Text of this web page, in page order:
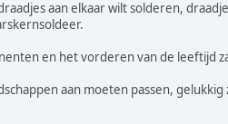
aan elkaar wilt solderen,
en het vorderen van de leeftijd
aan moeten passen,